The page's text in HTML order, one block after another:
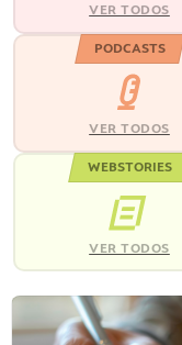
VER TODOS
PODCASTS
VER TODOS
WEBSTORIES
VER TODOS